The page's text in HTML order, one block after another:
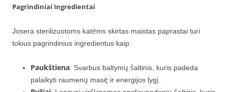
Pagrindiniai Ingredientai
Josera sterilizuotoms katėms skirtas maistas paprastai turi
tokius pagrindinius ingredientus kaip:
Paukštiena: Svarbus baltymų šaltinis, kuris padeda
palaikyti raumenų masę ir energijos lygį.